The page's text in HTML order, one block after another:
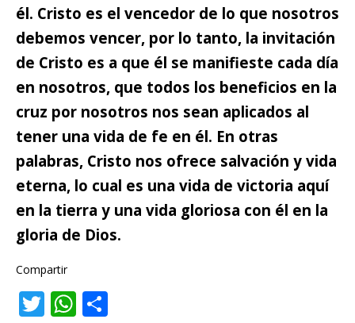
él. Cristo es el vencedor de lo que nosotros
debemos vencer, por lo tanto, la invitación
de Cristo es a que él se manifieste cada día
en nosotros, que todos los beneficios en la
cruz por nosotros nos sean aplicados al
tener una vida de fe en él. En otras
palabras, Cristo nos ofrece salvación y vida
eterna, lo cual es una vida de victoria aquí
en la tierra y una vida gloriosa con él en la
gloria de Dios.
Compartir
T W